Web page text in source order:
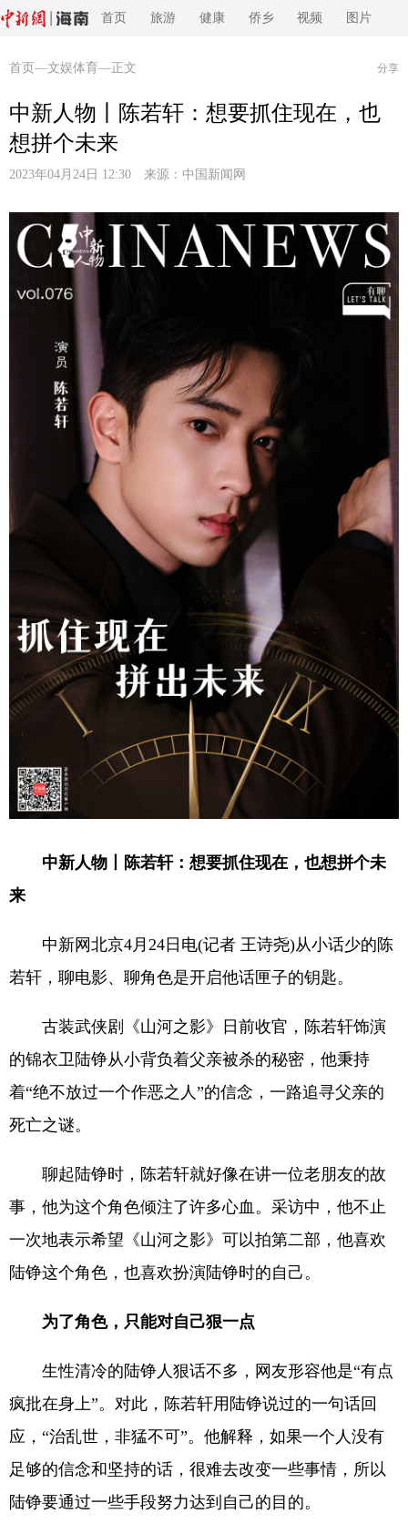
首页 旅游 健康 侨乡 视频 图片
首页 —文娱体育—正文 分享
中新人物丨陈若轩：想要抓住现在，也
想拼个未来
2023年04月24日 12:30 来源： 中国新闻网
中新人物丨陈若轩：想要抓住现在，也想拼个未
来
中新网北京4月24日电(记者 王诗尧)从小话少的陈
若轩，聊电影、聊角色是开启他话匣子的钥匙。
古装武侠剧《山河之影》日前收官，陈若轩饰演
的锦衣卫陆铮从小背负着父亲被杀的秘密，他秉持
着“绝不放过一个作恶之人”的信念，一路追寻父亲的
死亡之谜。
聊起陆铮时，陈若轩就好像在讲一位老朋友的故
事，他为这个角色倾注了许多心血。采访中，他不止
一次地表示希望《山河之影》可以拍第二部，他喜欢
陆铮这个角色，也喜欢扮演陆铮时的自己。
为了角色，只能对自己狠一点
生性清冷的陆铮人狠话不多，网友形容他是“有点
疯批在身上”。对此，陈若轩用陆铮说过的一句话回
应，“治乱世，非猛不可”。他解释，如果一个人没有
足够的信念和坚持的话，很难去改变一些事情，所以
陆铮要通过一些手段努力达到自己的目的。